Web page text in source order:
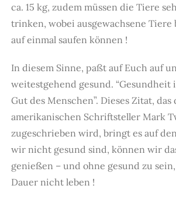
ca. 15 kg, zudem müssen die Tiere
trinken, wobei ausgewachsene Tiere
auf einmal saufen können !
In diesem Sinne, paßt auf Euch auf
weitestgehend gesund. “Gesundheit
Gut des Menschen”. Dieses Zitat, das
amerikanischen Schriftsteller Mark
zugeschrieben wird, bringt es auf
wir nicht gesund sind, können wir
genießen – und ohne gesund zu
Dauer nicht leben !